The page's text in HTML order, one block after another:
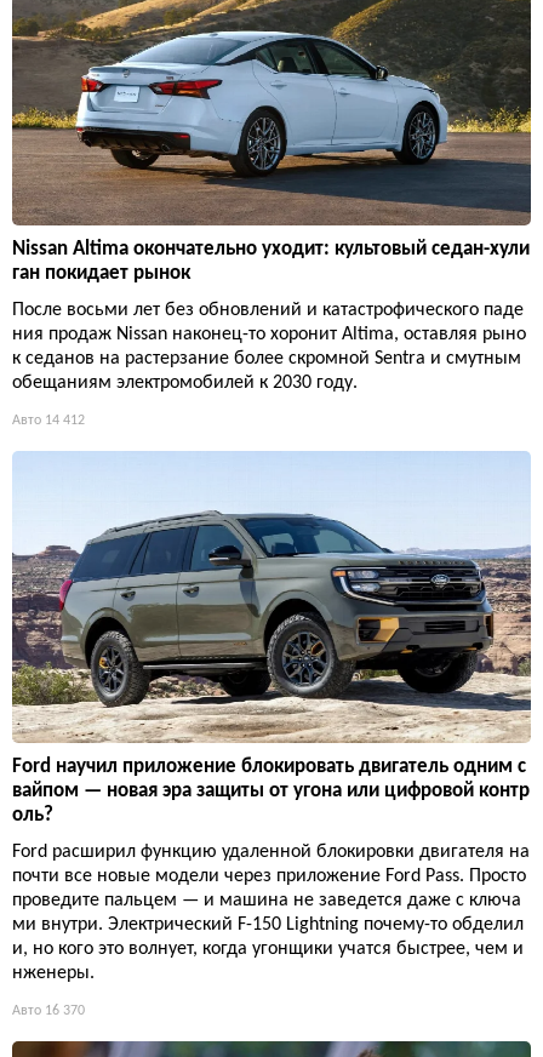
Nissan Altima окончательно уходит: культовый седан-хули
ган покидает рынок
После восьми лет без обновлений и катастрофического паде
ния продаж Nissan наконец-то хоронит Altima, оставляя рыно
к седанов на растерзание более скромной Sentra и смутным
обещаниям электромобилей к 2030 году.
Авто 14 412
Ford научил приложение блокировать двигатель одним с
вайпом — новая эра защиты от угона или цифровой контр
оль?
Ford расширил функцию удаленной блокировки двигателя на
почти все новые модели через приложение Ford Pass. Просто
проведите пальцем — и машина не заведется даже с ключа
ми внутри. Электрический F-150 Lightning почему-то обделил
и, но кого это волнует, когда угонщики учатся быстрее, чем и
нженеры.
Авто 16 370